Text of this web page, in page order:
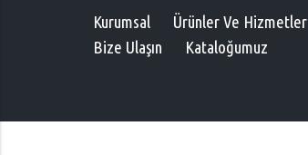
Kurumsal Ürünler Ve Hizmetler
Bize Ulaşın
Kataloğumuz